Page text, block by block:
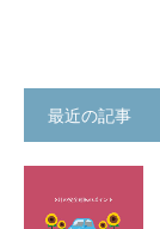
最近の記事